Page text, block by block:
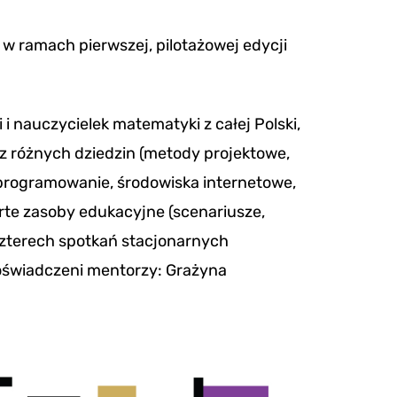
ramach pierwszej, pilotażowej edycji
nauczycielek matematyki z całej Polski,
różnych dziedzin (metody projektowe,
środowiska internetowe,
zasoby edukacyjne (scenariusze,
spotkań stacjonarnych
mentorzy: Grażyna